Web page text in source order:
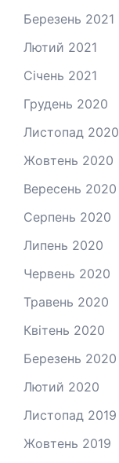
Березень 2021
Лютий 2021
Січень 2021
Грудень 2020
Листопад 2020
Жовтень 2020
Вересень 2020
Серпень 2020
Липень 2020
Червень 2020
Травень 2020
Квітень 2020
Березень 2020
Лютий 2020
Листопад 2019
Жовтень 2019